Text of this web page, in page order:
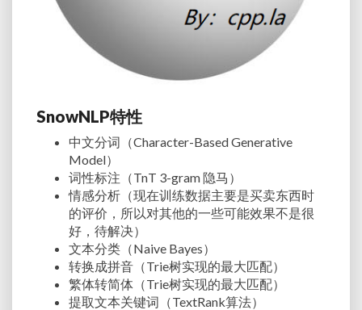
SnowNLP特性
中文分词（Character-Based Generative
Model）
词性标注（TnT 3-gram 隐马）
情感分析（现在训练数据主要是买卖东西时
的评价，所以对其他的一些可能效果不是很
好，待解决）
文本分类（Naive Bayes）
转换成拼音（Trie树实现的最大匹配）
繁体转简体（Trie树实现的最大匹配）
提取文本关键词（TextRank算法）